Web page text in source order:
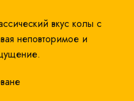
вкус колы с
неповторимое и